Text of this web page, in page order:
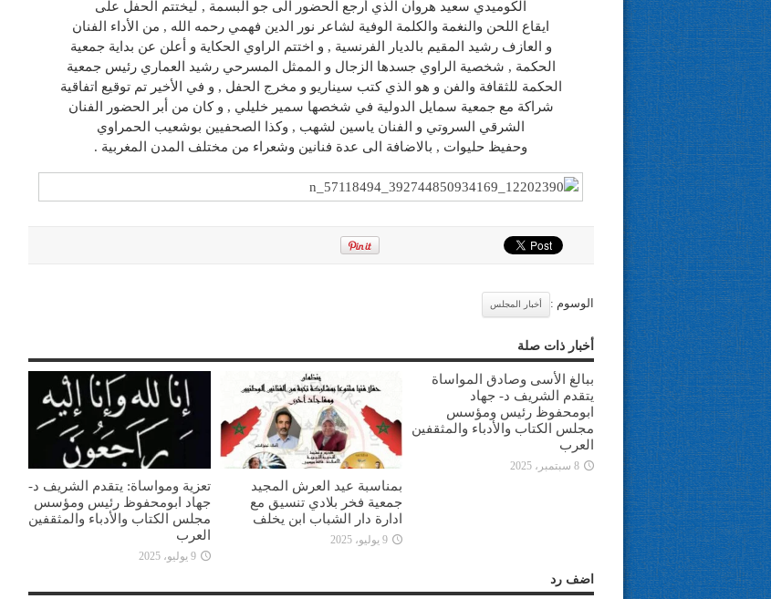
الكوميدي سعيد هروان الذي أرجع الحضور الى جو البسمة , ليختتم الحفل على
ايقاع اللحن والنغمة والكلمة الوفية لشاعر نور الدين فهمي رحمه الله , من الأداء الفنان
و العازف رشيد المقيم بالديار الفرنسية , و اختتم الراوي الحكاية و أعلن عن بداية جمعية
الحكمة , شخصية الراوي جسدها الزجال و الممثل المسرحي رشيد العماري رئيس جمعية
الحكمة للثقافة والفن و هو الذي كتب سيناريو و مخرج الحفل , و في الأخير تم توقيع اتفاقية
شراكة مع جمعية سمايل الدولية في شخصها سمير خليلي , و كان من أبر الحضور الفنان
الشرقي السروتي و الفنان ياسين لشهب , وكذا الصحفيين بوشعيب الحمراوي
وحفيظ حليوات , بالاضافة الى عدة فنانين وشعراء من مختلف المدن المغربية .
الوسوم : أخبار المجلس
أخبار ذات صلة
ببالغ الأسى وصادق المواساة
يتقدم الشريف د- جهاد
ابومحفوظ رئيس ومؤسس
مجلس الكتاب والأدباء والمثقفين
العرب
8 سبتمبر، 2025
بمناسبة عيد العرش المجيد
جمعية فخر بلادي تنسيق مع
ادارة دار الشباب ابن يخلف
9 يوليو، 2025
تعزية ومواساة: يتقدم الشريف د-
جهاد ابومحفوظ رئيس ومؤسس
مجلس الكتاب والأدباء والمثقفين
العرب
9 يوليو، 2025
اضف رد